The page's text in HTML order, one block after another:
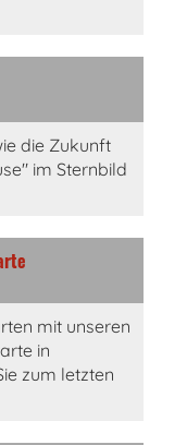
die Zukunft
im Sternbild
mit unseren
in
zum letzten